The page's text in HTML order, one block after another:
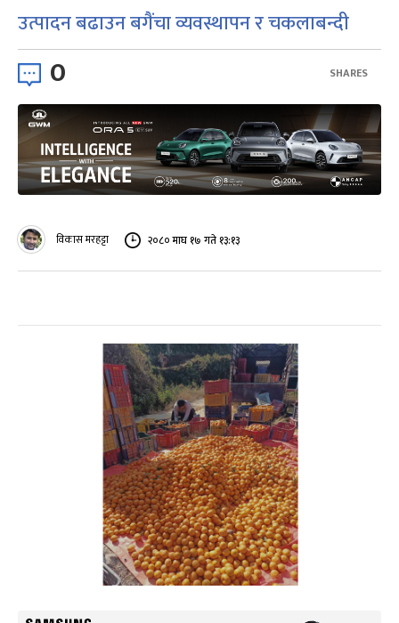
उत्पादन बढाउन बगैंचा व्यवस्थापन र चकलाबन्दी
0 SHARES
विकास मरहट्टा २०८० माघ १७ गते १३:१३